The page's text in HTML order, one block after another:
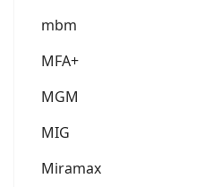
mbm
MFA+
MGM
MIG
Miramax